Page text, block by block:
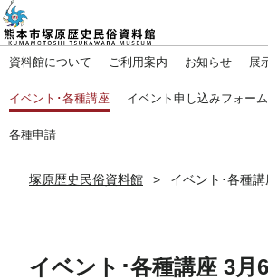
資料館について ご利用案内 お知らせ 展
イベント･各種講座 イベント申し込みフォーム
各種申請
塚原歴史民俗資料館 イベント･各種講
イベント･各種講座 3月